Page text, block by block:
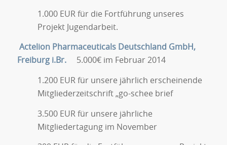
1.000 EUR für die Fortführung unseres
Projekt Jugendarbeit.
Actelion Pharmaceuticals Deutschland GmbH,
Freiburg i.Br. 5.000€ im Februar 2014
1.200 EUR für unsere jährlich erscheinende
Mitgliederzeitschrift „go-schee brief
3.500 EUR für unsere jährliche
Mitgliedertagung im November